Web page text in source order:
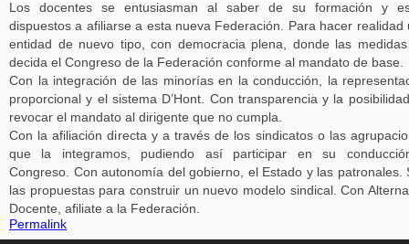
Los docentes se entusiasman al saber de su formación y
dispuestos a afiliarse a esta nueva Federación. Para hacer realidad
entidad de nuevo tipo, con democracia plena, donde las
decida el Congreso de la Federación conforme al mandato de base.
Con la integración de las minorías en la conducción, la
proporcional y el sistema D’Hont. Con transparencia y la
revocar el mandato al dirigente que no cumpla.
Con la afiliación directa y a través de los sindicatos o las
que la integramos, pudiendo así participar en su
Congreso. Con autonomía del gobierno, el Estado y las patronales.
las propuestas para construir un nuevo modelo sindical. Con
Docente, afiliate a la Federación.
Permalink